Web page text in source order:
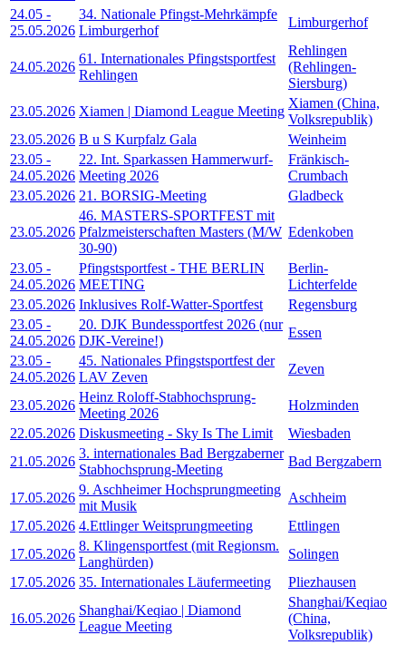
24.05 -
25.05.2026
34. Nationale Pfingst-Mehrkämpfe
Limburgerhof
Limburgerhof
24.05.2026
61. Internationales Pfingstsportfest
Rehlingen
Rehlingen
(Rehlingen-
Siersburg)
23.05.2026 Xiamen | Diamond League Meeting
Xiamen (China,
Volksrepublik)
23.05.2026 B u S Kurpfalz Gala
Weinheim
23.05 -
24.05.2026
22. Int. Sparkassen Hammerwurf-
Meeting 2026
Fränkisch-
Crumbach
23.05.2026 21. BORSIG-Meeting Gladbeck
23.05.2026
46. MASTERS-SPORTFEST mit
Pfalzmeisterschaften Masters (M/W
30-90)
Edenkoben
23.05 -
24.05.2026
Pfingstsportfest - THE BERLIN
MEETING
Berlin-
Lichterfelde
23.05.2026 Inklusives Rolf-Watter-Sportfest
Regensburg
23.05 -
24.05.2026
20. DJK Bundessportfest 2026 (nur
DJK-Vereine!)
Essen
23.05 -
24.05.2026
45. Nationales Pfingstsportfest der
LAV Zeven
Zeven
23.05.2026
Heinz Roloff-Stabhochsprung-
Meeting 2026
Holzminden
22.05.2026 Diskusmeeting - Sky Is The Limit
Wiesbaden
21.05.2026
3. internationales Bad Bergzaberner
Stabhochsprung-Meeting
Bad Bergzabern
17.05.2026
9. Aschheimer Hochsprungmeeting
mit Musik
Aschheim
17.05.2026 4.Ettlinger Weitsprungmeeting
Ettlingen
17.05.2026
8. Klingensportfest (mit Regionsm.
Langhürden)
Solingen
17.05.2026 35. Internationales Läufermeeting Pliezhausen
16.05.2026
Shanghai/Keqiao | Diamond
League Meeting
Shanghai/Keqiao
(China,
Volksrepublik)